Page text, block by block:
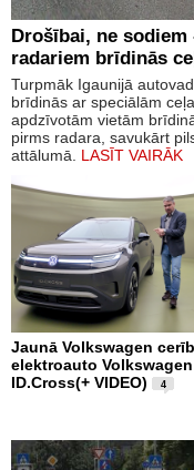
Drošībai, ne
radariem brīdinās
Turpmāk Igaunijā
brīdinās ar speciālām
apdzīvotām vietām
pirms radara, savukārt
attālumā. LASĪT VAIRĀK
Jaunā Volkswagen
elektroauto Volkswagen
ID.Cross(+ VIDEO)
4